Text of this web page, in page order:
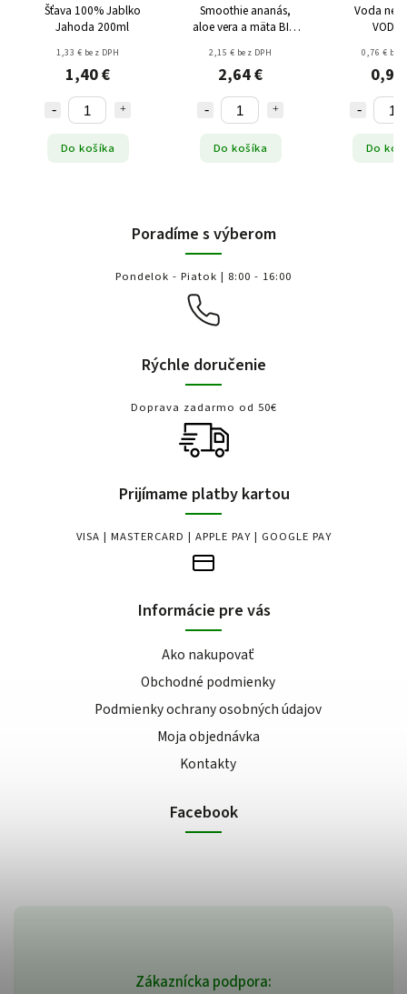
Šťava 100% Jablko
Jahoda 200ml
1,33 € bez DPH
1,40 €
Do košíka
Smoothie ananás,
aloe vera a mäta BIO
2,15 € bez DPH
2,64 €
Do košíka
Voda
VODA
0,76 € bez
0,90
Do
Zákaznícka podpora:
Poradíme s výberom
Pondelok - Piatok | 8:00 - 16:00
Rýchle doručenie
Doprava zadarmo od 50€
Prijímame platby kartou
VISA | MASTERCARD | APPLE PAY | GOOGLE PAY
Informácie pre vás
Ako nakupovať
Obchodné podmienky
Podmienky ochrany osobných údajov
Moja objednávka
Kontakty
Facebook